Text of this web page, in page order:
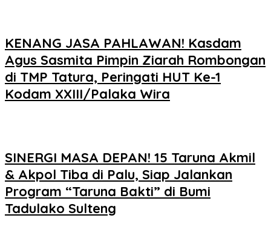
KENANG JASA PAHLAWAN! Kasdam
Agus Sasmita Pimpin Ziarah Rombongan
di TMP Tatura, Peringati HUT Ke-1
Kodam XXIII/Palaka Wira
SINERGI MASA DEPAN! 15 Taruna Akmil
& Akpol Tiba di Palu, Siap Jalankan
Program “Taruna Bakti” di Bumi
Tadulako Sulteng